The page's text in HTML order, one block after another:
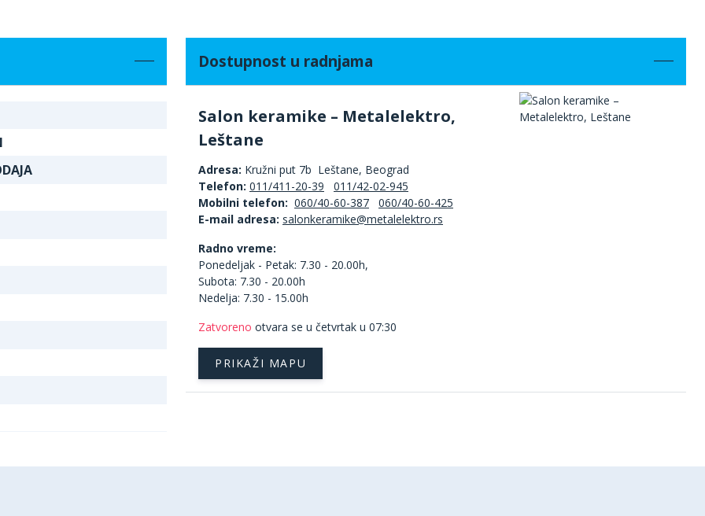
Dostupnost u radnjama
Salon keramike – Metalelektro,
Leštane
Adresa: Kružni put 7b Leštane, Beograd
Telefon: 011/411-20-39
011/42-02-945
Mobilni telefon: 060/40-60-387
060/40-60-425
E-mail adresa:
Radno vreme:
Ponedeljak - Petak: 7.30 - 20.00h,
Subota: 7.30 - 20.00h
Nedelja: 7.30 - 15.00h
Zatvoreno otvara se u četvrtak u 07:30
PRIKAŽI MAPU